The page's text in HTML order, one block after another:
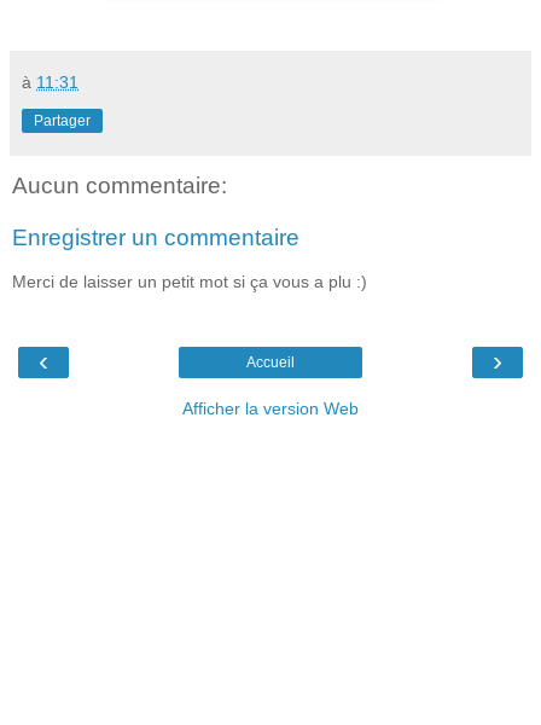
à 11:31
Partager
Aucun commentaire:
Enregistrer un commentaire
Merci de laisser un petit mot si ça vous a plu :)
‹ ›
Accueil
Afficher la version Web